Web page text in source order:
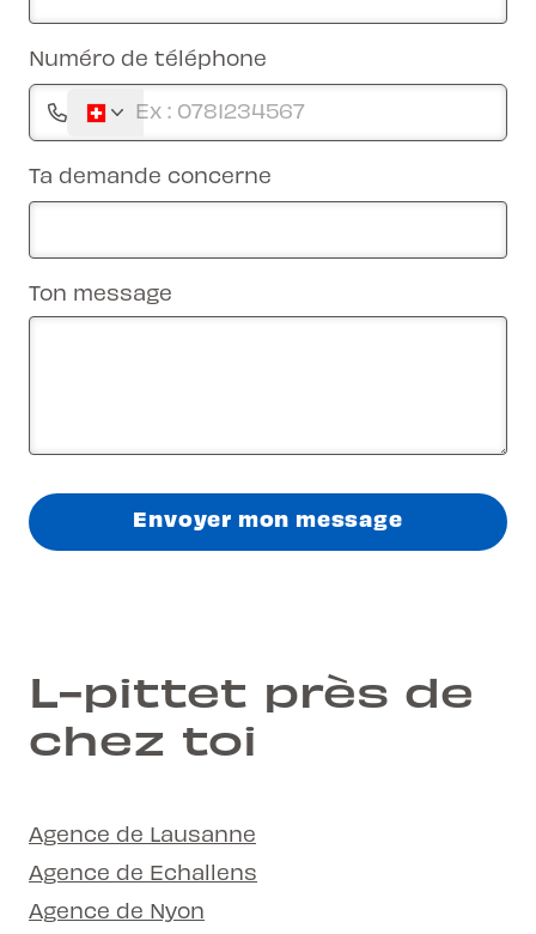
Numéro de téléphone
Ta demande concerne
Ton message
Envoyer mon message
L-pittet près de
chez toi
Agence de Lausanne
Agence de Echallens
Agence de Nyon